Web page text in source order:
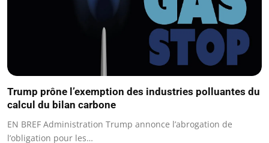
Trump prône l’exemption des industries polluantes du
calcul du bilan carbone
EN BREF Administration Trump annonce l’abrogation de
l’obligation pour les…